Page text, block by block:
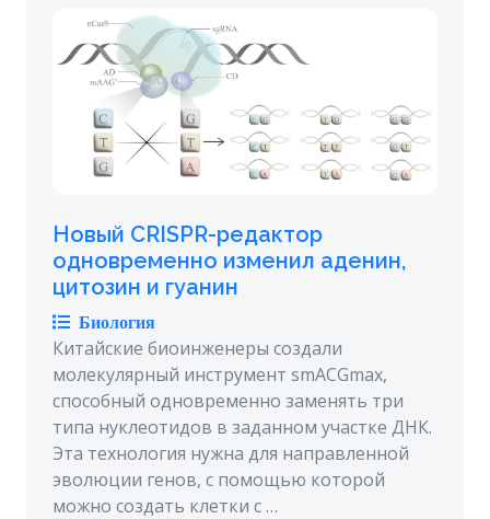
Новый CRISPR-редактор
одновременно изменил аденин,
цитозин и гуанин
Биология
Китайские биоинженеры создали
молекулярный инструмент smACGmax,
способный одновременно заменять три
типа нуклеотидов в заданном участке ДНК.
Эта технология нужна для направленной
эволюции генов, с помощью которой
можно создать клетки с …